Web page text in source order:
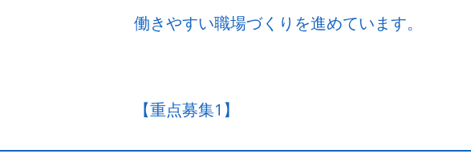
働きやすい職場づくりを進めています。
【重点募集1】